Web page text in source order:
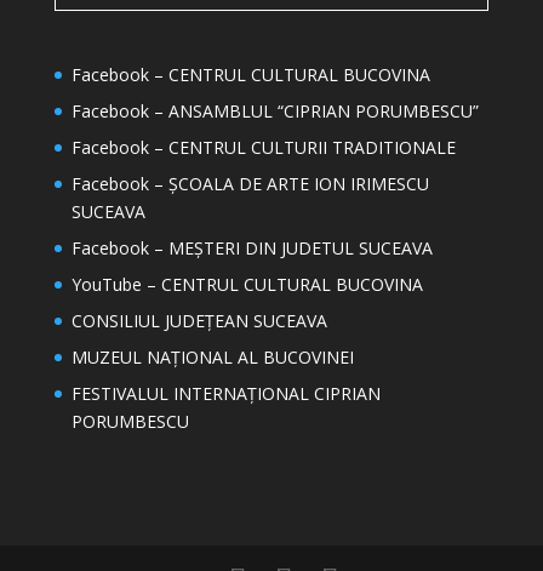
Facebook – CENTRUL CULTURAL BUCOVINA
Facebook – ANSAMBLUL “CIPRIAN PORUMBESCU”
Facebook – CENTRUL CULTURII TRADITIONALE
Facebook – ȘCOALA DE ARTE ION IRIMESCU
SUCEAVA
Facebook – MEȘTERI DIN JUDETUL SUCEAVA
YouTube – CENTRUL CULTURAL BUCOVINA
CONSILIUL JUDEȚEAN SUCEAVA
MUZEUL NAȚIONAL AL BUCOVINEI
FESTIVALUL INTERNAȚIONAL CIPRIAN
PORUMBESCU